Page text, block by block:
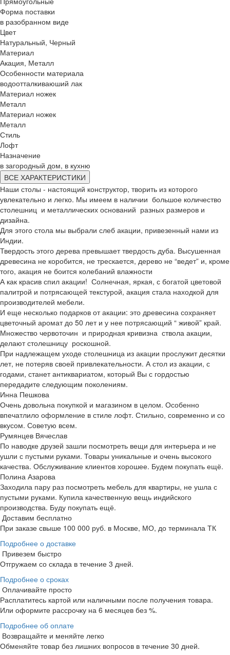
Форма поставки
в разобранном виде
Цвет
Натуральный, Черный
Материал
Акация, Металл
Особенности материала
водоотталкиваюший лак
Материал ножек
Металл
Материал ножек
Металл
Стиль
Лофт
Назначение
в загородный дом, в кухню
ВСЕ ХАРАКТЕРИСТИКИ
Наши столы - настоящий конструктор, творить из которого
увлекательно и легко. Мы имеем в наличии большое количество
столешниц и металлических оснований разных размеров и
дизайна.
Для этого стола мы выбрали слеб акации, привезенный нами из
Индии.
Твердость этого дерева превышает твердость дуба. Высушенная
древесина не коробится, не трескается, дерево не “ведет” и, кроме
того, акация не боится колебаний влажности
А как красив спил акации! Солнечная, яркая, с богатой цветовой
палитрой и потрясающей текстурой, акация стала находкой для
производителей мебели.
И еще несколько подарков от акации: это древесина сохраняет
цветочный аромат до 50 лет и у нее потрясающий “ живой” край.
Множество червоточин и природная кривизна ствола акации,
делают столешницу роскошной.
При надлежащем уходе столешница из акации прослужит десятки
лет, не потеряв своей привлекательности. А стол из акации, с
годами, станет антиквариатом, который Вы с гордостью
передадите следующим поколениям.
Инна Пешкова
Очень довольна покупкой и магазином в целом. Особенно
впечатлило оформление в стиле лофт. Стильно, современно и со
вкусом. Советую всем.
Румянцев Вячеслав
По наводке друзей зашли посмотреть вещи для интерьера и не
ушли с пустыми руками. Товары уникальные и очень высокого
качества. Обслуживание клиентов хорошее. Будем покупать ещё.
Полина Азарова
Заходила пару раз посмотреть мебель для квартиры, не ушла с
пустыми руками. Купила качественную вещь индийского
производства. Буду покупать ещё.
Доставим бесплатно
При заказе свыше 100 000 руб. в Москве, МО, до терминала ТК
Подробнее о доставке
Привезем быстро
Отгружаем со склада в течение 3 дней.
Подробнее о сроках
Оплачивайте просто
Расплатитесь картой или наличными после получения товара.
Или оформите рассрочку на 6 месяцев без %.
Подробнее об оплате
Возвращайте и меняйте легко
Обменяйте товар без лишних вопросов в течение 30 дней.